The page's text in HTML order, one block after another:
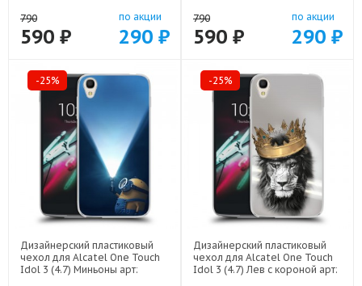
790
590 ₽
по акции
290 ₽
790
590 ₽
по акции
290 ₽
-25%
Дизайнерский пластиковый
чехол для Alcatel One Touch
Idol 3 (4.7) Миньоны арт:
-25%
Дизайнерский пластиковый
чехол для Alcatel One Touch
Idol 3 (4.7) Лев с короной арт: